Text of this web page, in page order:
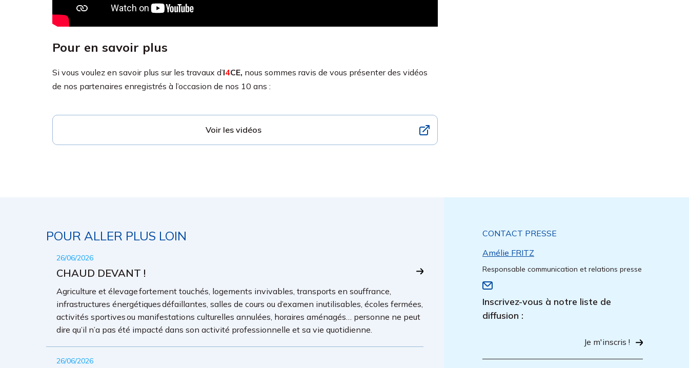
Pour en savoir plus
Si vous voulez en savoir plus sur les travaux d’I4CE, nous sommes ravis de vous présenter des vidéos
de nos partenaires enregistrés à l’occasion de nos 10 ans :
Voir les vidéos
POUR ALLER PLUS LOIN
26/06/2026
CHAUD DEVANT !
Agriculture et élevage fortement touchés, logements invivables, transports en souffrance,
infrastructures énergétiques défaillantes, salles de cours ou d’examen inutilisables, écoles fermées,
activités sportives ou manifestations culturelles annulées, horaires aménagés… personne ne peut
dire qu’il n’a pas été impacté dans son activité professionnelle et sa vie quotidienne.
26/06/2026
CONTACT PRESSE
Amélie FRITZ
Responsable communication et relations presse
Inscrivez-vous à notre liste de
diffusion :
Je m'inscris !